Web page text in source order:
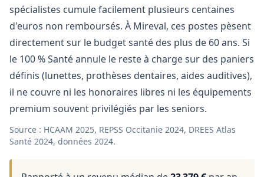
spécialistes cumule facilement plusieurs centaines
d'euros non remboursés. À Mireval, ces postes pèsent
directement sur le budget santé des plus de 60 ans. Si
le 100 % Santé annule le reste à charge sur des paniers
définis (lunettes, prothèses dentaires, aides auditives),
il ne couvre ni les honoraires libres ni les équipements
premium souvent privilégiés par les seniors.
Source : HCAAM 2025, REPSS Occitanie 2024, DREES Atlas
Santé 2024, données 2024.